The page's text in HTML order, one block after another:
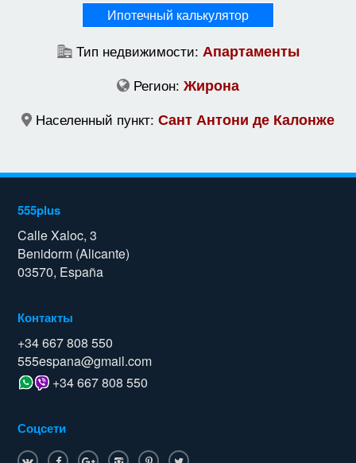
Ипотечный калькулятор
Тип недвижимости: Апартаменты
Регион: Жирона
Населенный пункт: Сант Антони де Калонже
555plus
Calle Xaloc, 3
Benidorm (Alicante)
03570, España
Контакты
+34 667 808 550
555espana@gmail.com
+34 667 808 550
Соцсети